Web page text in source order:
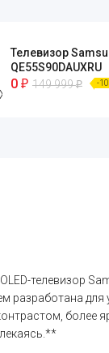
Телевизор
QE55S90DAUXRU
0 ₽ 149 999₽ -
телевизор
разработана
более